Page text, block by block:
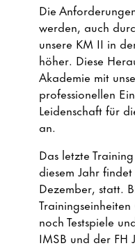
Die
werden, auch
unsere KM II in
höher. Diese
Akademie mit
professionellen
Leidenschaft für
an.
Das letzte
diesem Jahr
Dezember, statt.
noch Testspiele
IMSB und der FH